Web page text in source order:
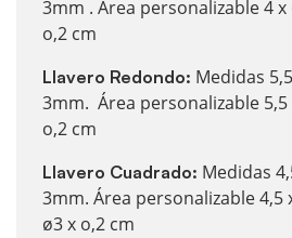
3mm . Área personalizable 4 x
o,2 cm
Llavero Redondo: Medidas
3mm. Área personalizable 5,5
o,2 cm
Llavero Cuadrado: Medidas
3mm. Área personalizable 4,5
ø3 x o,2 cm